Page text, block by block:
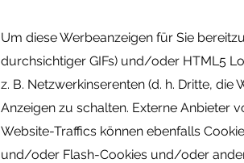
Um diese Werbeanzeigen für Sie
durchsichtiger GIFs) und/oder HTML5
z. B. Netzwerkinserenten (d. h. Dritte,
Anzeigen zu schalten. Externe Anbieter
Website-Traffics können ebenfalls
und/oder Flash-Cookies und/oder